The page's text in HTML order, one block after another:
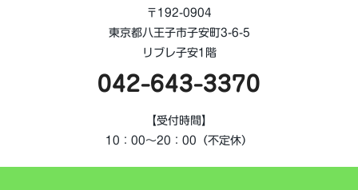
〒192-0904
東京都八王子市子安町3-6-5
リブレ子安1階
042-643-3370
【受付時間】
10：00～20：00（不定休）